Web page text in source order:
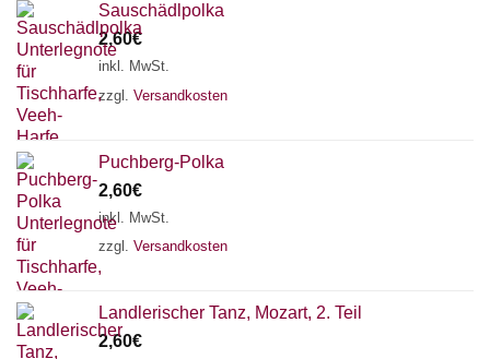
Sauschädlpolka
2,60€
inkl. MwSt.
zzgl. Versandkosten
Puchberg-Polka
2,60€
inkl. MwSt.
zzgl. Versandkosten
Landlerischer Tanz, Mozart, 2. Teil
2,60€
Chat Support
18 SAITEN 21 SAITEN